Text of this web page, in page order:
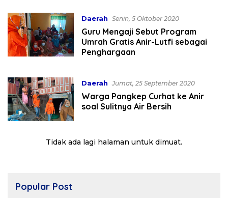
Daerah Senin, 5 Oktober 2020
Guru Mengaji Sebut Program
Umrah Gratis Anir-Lutfi sebagai
Penghargaan
Daerah Jumat, 25 September 2020
Warga Pangkep Curhat ke Anir
soal Sulitnya Air Bersih
Tidak ada lagi halaman untuk dimuat.
Popular Post